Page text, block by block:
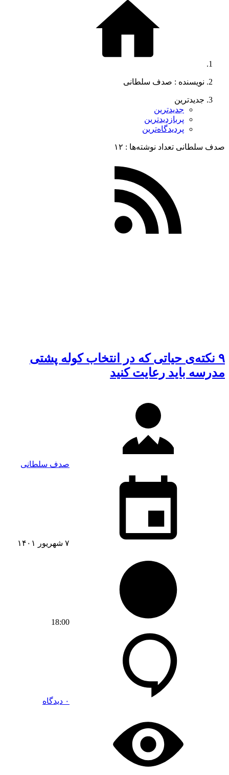
نویسنده :‌ صدف سلطانی
جدیدترین
جدیدترین
پربازدیدترین
پردیدگاه‌ترین
صدف سلطانی تعداد نوشته‌ها :‌ ۱۲
۹ نکته‌ی حیاتی که در انتخاب کوله پشتی
مدرسه باید رعایت کنید
صدف سلطانی
۷ شهریور ۱۴۰۱
18:00
۰ دیدگاه